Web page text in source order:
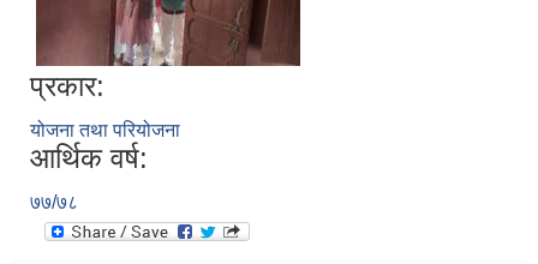
प्रकार:
योजना तथा परियोजना
आर्थिक वर्ष:
७७/७८